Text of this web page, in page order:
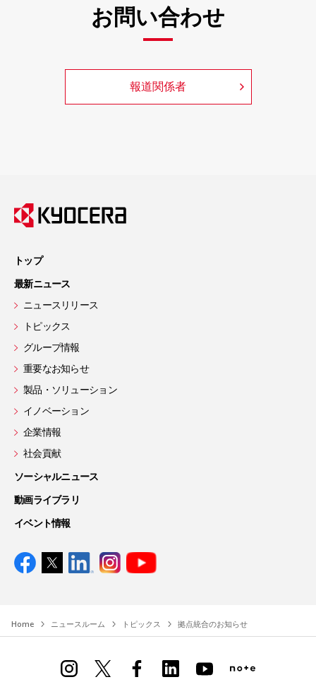
お問い合わせ
報道関係者
トップ
最新ニュース
ニュースリリース
トピックス
グループ情報
重要なお知らせ
製品・ソリューション
イノベーション
企業情報
社会貢献
ソーシャルニュース
動画ライブラリ
イベント情報
Home ニュースルーム トピックス 拠点統合のお知らせ